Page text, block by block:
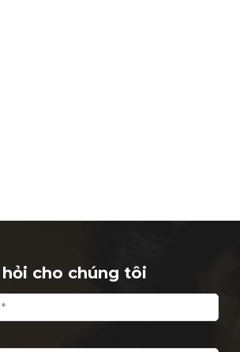
hỏi cho chúng tôi